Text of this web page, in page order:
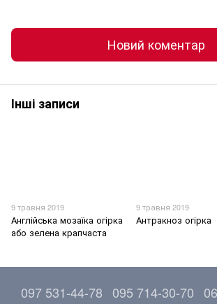
Новий коментар
Інші записи
9 травня 2019
Англійська мозаїка огірка
або зелена крапчаста
9 травня 2019
Антракноз огірка
097 531-44-78 095 714-30-70